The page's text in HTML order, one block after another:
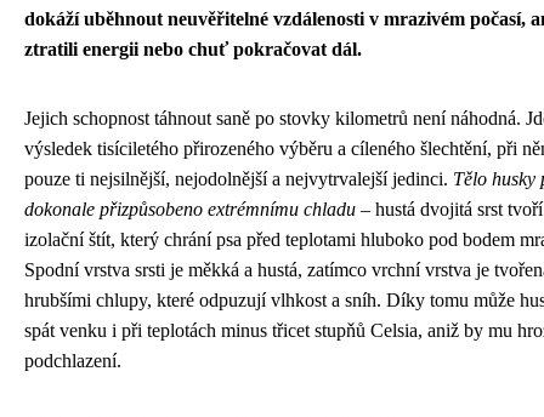
dokáží uběhnout neuvěřitelné vzdálenosti v mrazivém počasí,
ztratili energii nebo chuť pokračovat dál.
Jejich schopnost táhnout saně po stovky kilometrů není náhodná.
výsledek tisíciletého přirozeného výběru a cíleného šlechtění, při
pouze ti nejsilnější, nejodolnější a nejvytrvalejší jedinci. Tělo husky
dokonale přizpůsobeno extrémnímu chladu – hustá dvojitá srst
izolační štít, který chrání psa před teplotami hluboko pod bodem
Spodní vrstva srsti je měkká a hustá, zatímco vrchní vrstva je
hrubšími chlupy, které odpuzují vlhkost a sníh. Díky tomu může
spát venku i při teplotách minus třicet stupňů Celsia, aniž by mu
podchlazení.